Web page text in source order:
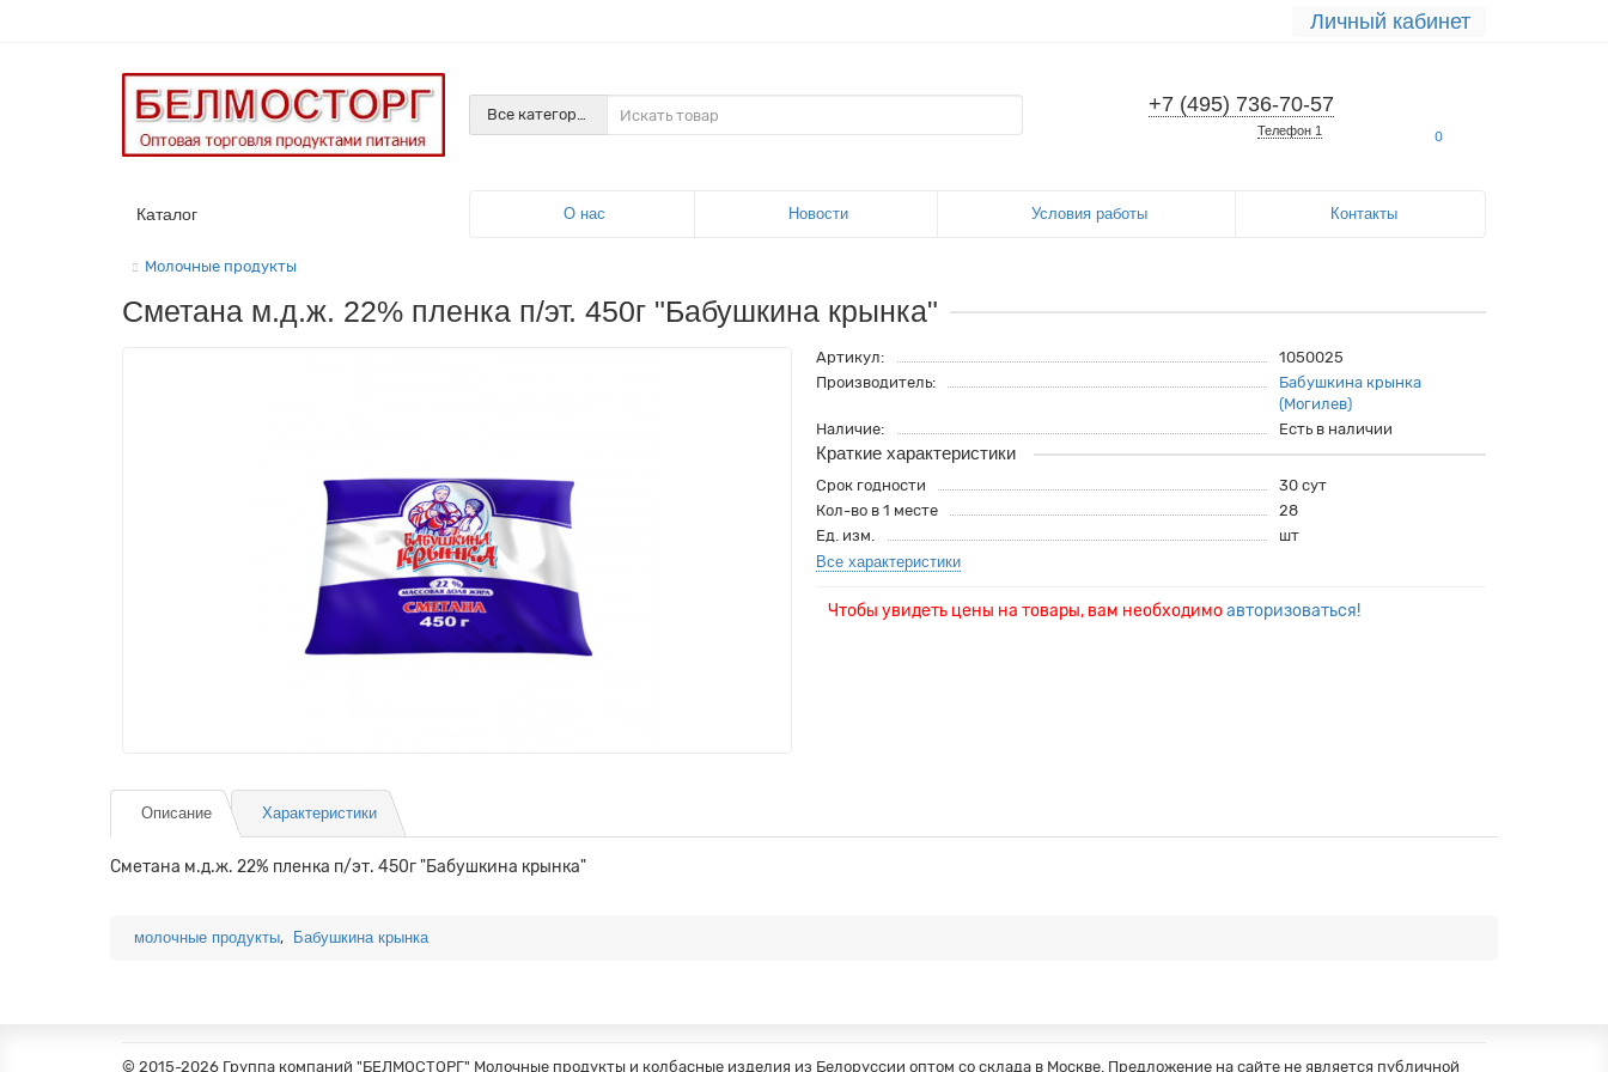
Личный кабинет
+7 (495) 736-70-57
Телефон 1 0
Все категории
Каталог О нас Новости Условия работы Контакты
Молочные продукты
Сметана м.д.ж. 22% пленка п/эт. 450г "Бабушкина крынка"
Артикул:
1050025
Производитель:
Бабушкина крынка
(Могилев)
Наличие:
Есть в наличии
Краткие характеристики
Срок годности
30 сут
Кол-во в 1 месте
28
Ед. изм.
шт
Все характеристики
Чтобы увидеть цены на товары, вам необходимоавторизоваться!
Описание Характеристики
Сметана м.д.ж. 22% пленка п/эт. 450г "Бабушкина крынка"
молочные продукты, Бабушкина крынка
© 2015-2026 Группа компаний "БЕЛМОСТОРГ" Молочные продукты и колбасные изделия из Белоруссии оптом со склада в Москве. Предложение на сайте не является публичной